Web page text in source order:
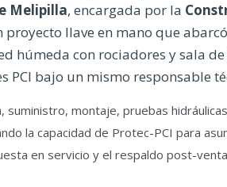
Melipilla, encargada por la
proyecto llave en mano que
húmeda con rociadores y sala
PCI bajo un mismo responsable
suministro, montaje, pruebas
la capacidad de Protec-PCI para
en servicio y el respaldo post-